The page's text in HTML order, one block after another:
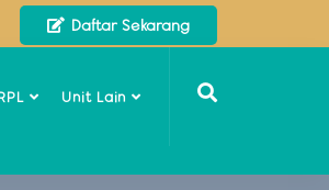
Daftar Sekarang
Unit Lain